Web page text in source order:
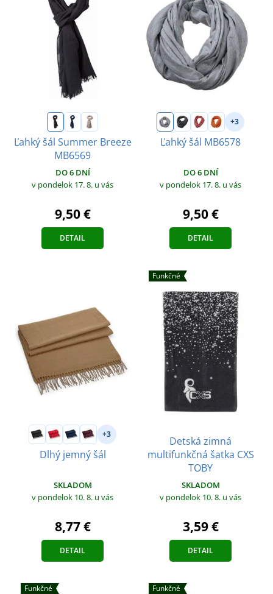
Ľahký šál Summer Breeze
MB6569
DO 6 DNÍ
v pondelok 17. 8. u vás
9,50 €
DETAIL
+3
Ľahký šál MB6578
DO 6 DNÍ
v pondelok 17. 8. u vás
9,50 €
DETAIL
+3
Dlhý jemný šál
SKLADOM
v pondelok 10. 8. u vás
8,77 €
DETAIL
Funkčné
Detská zimná
multifunkčná šatka CXS
TOBY
SKLADOM
v pondelok 10. 8. u vás
3,59 €
DETAIL
Funkčné Funkčné